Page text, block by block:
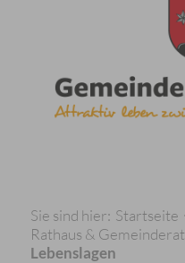
Sie sind hier: Startseite
Rathaus & Gemeinderat
Lebenslagen